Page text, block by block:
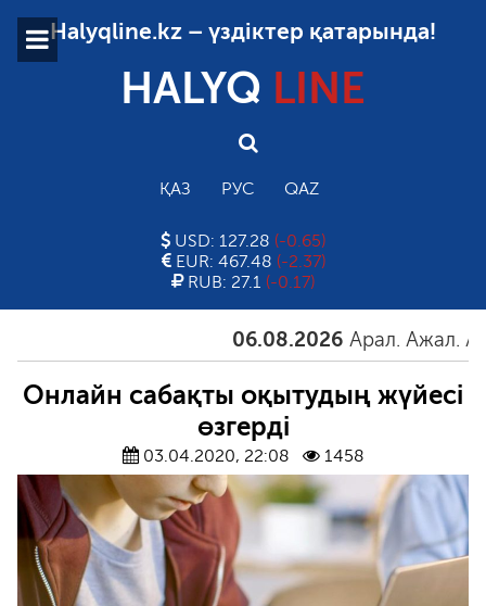
Halyqline.kz – үздіктер қатарында!
HALYQ LINE
ҚАЗ РУС QAZ
USD: 127.28 (-0.65)
EUR: 467.48 (-2.37)
RUB: 27.1 (-0.17)
06.08.2026 Арал. Ажал. Айғақ
Онлайн сабақты оқытудың жүйесі
өзгерді
03.04.2020, 22:08 1458